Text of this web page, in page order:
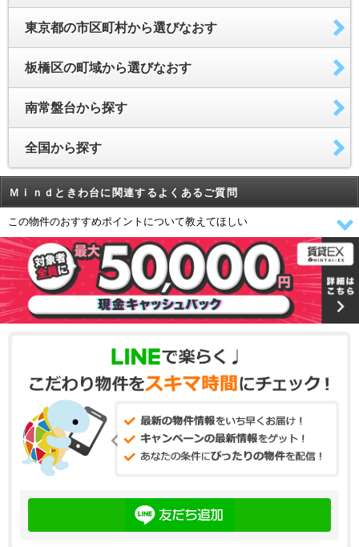
東京都の市区町村から選びなおす
板橋区の町域から選びなおす
南常盤台から探す
全国から探す
Ｍｉｎｄときわ台に関連するよくあるご質問
この物件のおすすめポイントについて教えてほしい